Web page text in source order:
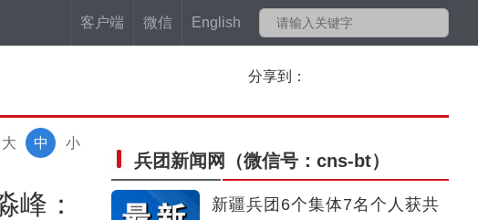
客户端 微信 English
分享到：
小
中
大
峰：
兵团新闻网 （微信号：cns-bt）
新疆兵团6个集体7名个人获共